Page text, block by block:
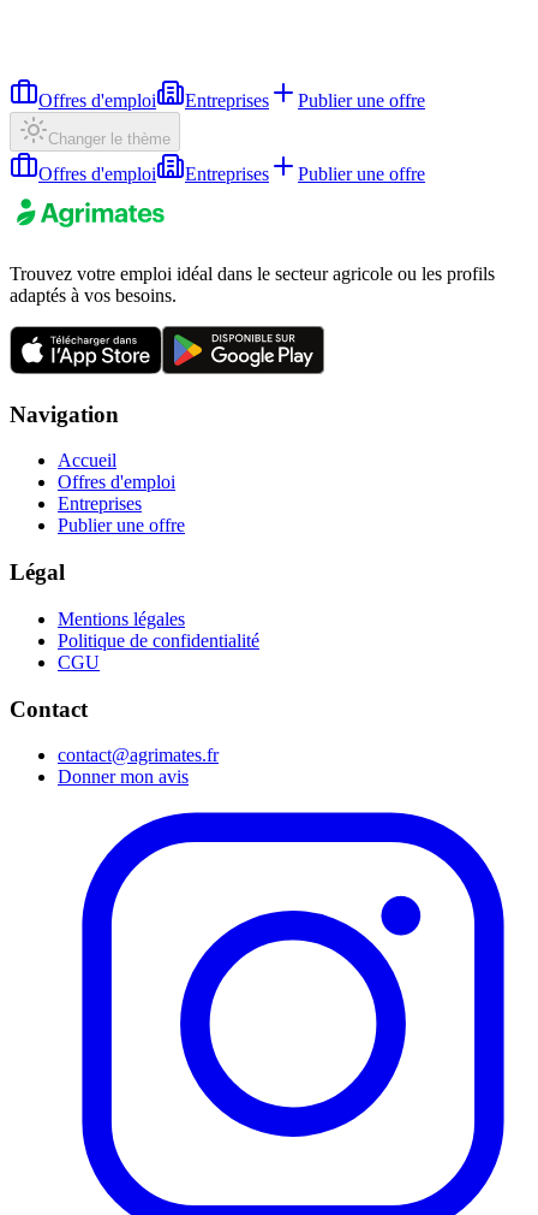
Offres d'emploi Entreprises Publier une offre
Changer le thème
Offres d'emploi Entreprises Publier une offre
Trouvez votre emploi idéal dans le secteur agricole ou les profils
adaptés à vos besoins.
Navigation
Accueil
Offres d'emploi
Entreprises
Publier une offre
Légal
Mentions légales
Politique de confidentialité
CGU
Contact
contact@agrimates.fr
Donner mon avis